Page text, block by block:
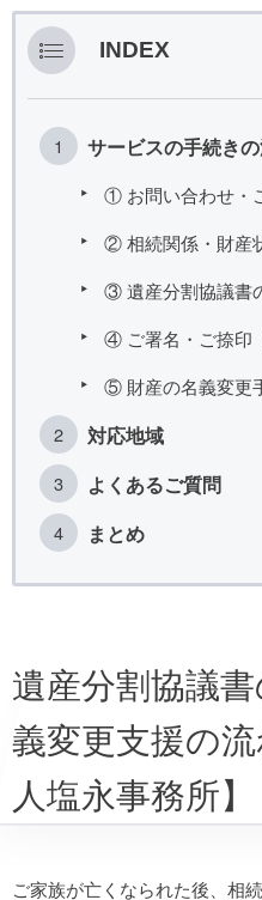
INDEX
サービスの手続き
① お問い合わせ・
② 相続関係・財産
③ 遺産分割協議書
④ ご署名・ご捺印
⑤ 財産の名義変更
対応地域
よくあるご質問
まとめ
遺産分割協議
義変更支援の
人塩永事務所】
ご家族が亡くなられた後、相